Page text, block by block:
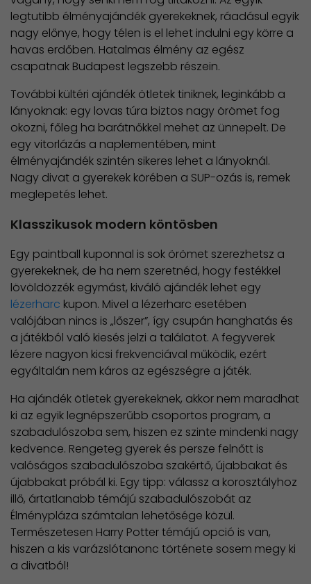
legtutibb élményajándék gyerekeknek, ráadásul egyik
nagy előnye, hogy télen is el lehet indulni egy körre a
havas erdőben. Hatalmas élmény az egész
csapatnak Budapest legszebb részein.
További kültéri ajándék ötletek tiniknek, leginkább a
lányoknak: egy lovas túra biztos nagy örömet fog
okozni, főleg ha barátnőkkel mehet az ünnepelt. De
egy vitorlázás a naplementében, mint
élményajándék szintén sikeres lehet a lányoknál.
Nagy divat a gyerekek körében a SUP-ozás is, remek
meglepetés lehet.
Klasszikusok modern köntösben
Egy paintball kuponnal is sok örömet szerezhetsz a
gyerekeknek, de ha nem szeretnéd, hogy festékkel
lövöldözzék egymást, kiváló ajándék lehet egy
lézerharc kupon. Mivel a lézerharc esetében
valójában nincs is „lőszer”, így csupán hanghatás és
a játékból való kiesés jelzi a találatot. A fegyverek
lézere nagyon kicsi frekvenciával működik, ezért
egyáltalán nem káros az egészségre a játék.
Ha ajándék ötletek gyerekeknek, akkor nem maradhat
ki az egyik legnépszerűbb csoportos program, a
szabadulószoba sem, hiszen ez szinte mindenki nagy
kedvence. Rengeteg gyerek és persze felnőtt is
valóságos szabadulószoba szakértő, újabbakat és
újabbakat próbál ki. Egy tipp: válassz a korosztályhoz
illő, ártatlanabb témájú szabadulószobát az
Élménypláza számtalan lehetősége közül.
Természetesen Harry Potter témájú opció is van,
hiszen a kis varázslótanonc története sosem megy ki
a divatból!